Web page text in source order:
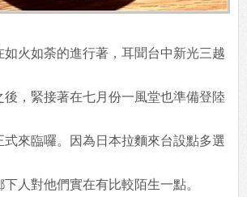
如火如荼的進行著，耳聞台中新光三越
後，緊接著在七月份一風堂也準備登陸
式來臨囉。因為日本拉麵來台設點多選
人對他們實在有比較陌生一點。